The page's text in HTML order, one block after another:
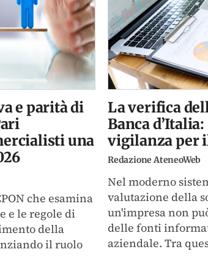
e parità di
una
che esamina
e le regole di
della
il ruolo
La verifica
Banca
vigilanza per
Redazione AteneoWeb
Nel moderno
valutazione della
un'impresa non
delle fonti
aziendale. Tra